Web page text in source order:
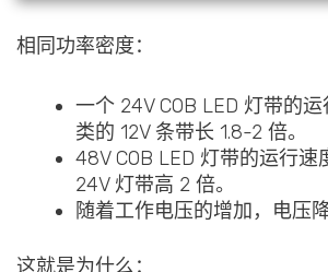
相同功率密度：
一个 24V COB LED 灯带的
类的 12V 条带长 1.8-2 倍。
48V COB LED 灯带的运行速
24V 灯带高 2 倍。
随着工作电压的增加，电压
这就是为什么：